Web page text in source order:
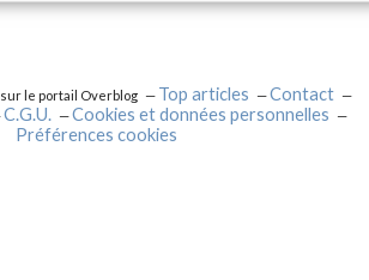
sur le portail Overblog Top articles
Contact
C.G.U.
Cookies et données personnelles
Préférences cookies